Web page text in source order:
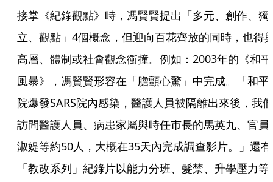
接掌《紀錄觀點》時，馮賢賢提出「多元、創作、獨
立、觀點」4個概念，但迎向百花齊放的同時，也得
高層、體制或社會觀念衝撞。例如：2003年的《和平
風暴》，馮賢賢形容在「膽顫心驚」中完成。「和平
院爆發SARS院內感染，醫護人員被隔離出來後，我們
訪問醫護人員、病患家屬與時任市長的馬英九、官員
淑媞等約50人，大概在35天內完成調查影片。」還有
「教改系列」紀錄片以能力分班、髮禁、升學壓力等